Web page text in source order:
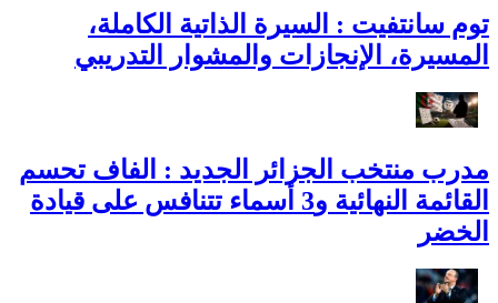
توم سانتفيت : السيرة الذاتية الكاملة،
المسيرة، الإنجازات والمشوار التدريبي
مدرب منتخب الجزائر الجديد : الفاف تحسم
القائمة النهائية و3 أسماء تتنافس على قيادة
الخضر